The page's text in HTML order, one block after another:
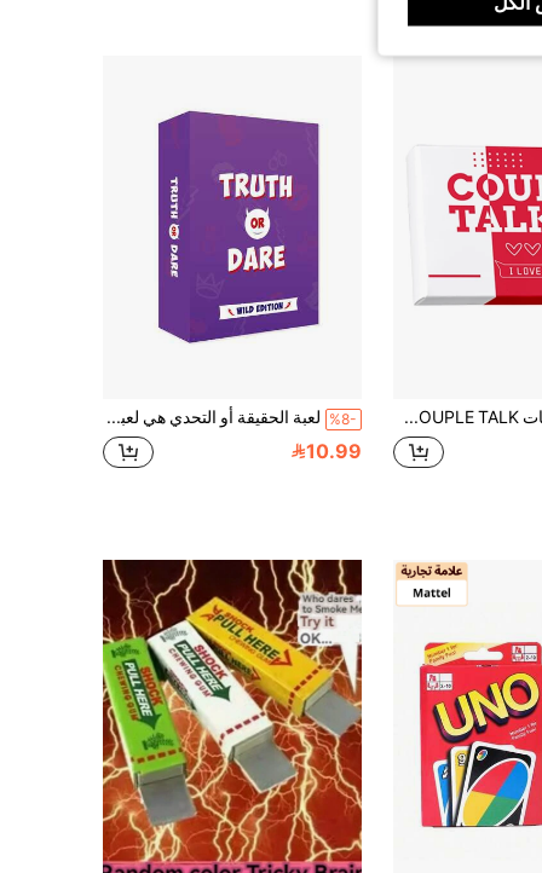
لعبة بطاقات COUPLE TALK، مناسبة لترفيه حفلات الأزواج، هدية عيد الميلاد ال- 21، هدية مثالية لعيد الميلاد/عيد الحب. %8- لعبة الحقيقة أو التحدي هي لعبة حفلات جريئة مليئة بأسئلة غير متوقعة وتحديات صادمة. تتضمن اللعبة 55 بطاقة، مما يجعلها مثالية لليالي المواعدة أو أي وقت تريد فيه تعميق الروابط. إنها أيضًا خيار ممتاز لعيد الحب وعيد الميلاد.
10.99